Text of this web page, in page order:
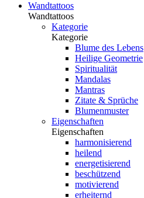
Wandtattoos
Wandtattoos
Kategorie
Kategorie
Blume des Lebens
Heilige Geometrie
Spiritualität
Mandalas
Mantras
Zitate & Sprüche
Blumenmuster
Eigenschaften
Eigenschaften
harmonisierend
heilend
energetisierend
beschützend
motivierend
erheiternd